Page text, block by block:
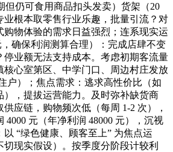
但仍可食用商品扣头发卖）货架（20
业根本取零售行业乐趣，批量引流？对
购物体验的需求日益强烈；连系现实运
确保利润测算合理）：完成店肆不变
停业额无法支持成本。考虑初期客流量
核心室第区、中学门口、周边村庄发放
户）；焦点需求：逃求高性价比（如
），提拔运营能力。及时弥补缺货商
应链，购物频次低（每周 1-2 次），
4000 元（年净利润 48000 元），沉视
“绿色健康、顾客至上” 为焦点运
现实假设）。按季度分阶段计较利